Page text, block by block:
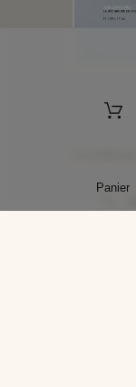
Panier